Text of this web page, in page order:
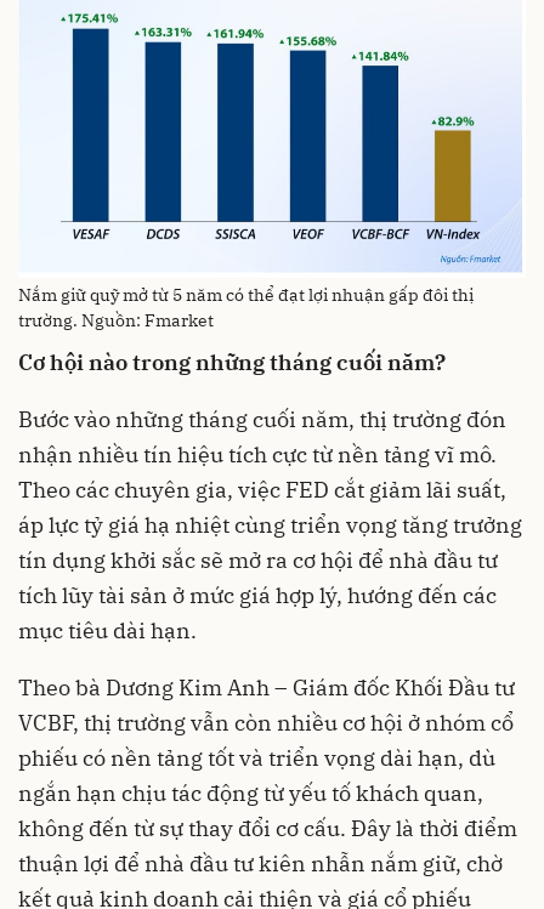
Nắm giữ quỹ mở từ 5 năm có thể đạt lợi nhuận gấp đôi thị
trường. Nguồn: Fmarket
Cơ hội nào trong những tháng cuối năm?
Bước vào những tháng cuối năm, thị trường đón
nhận nhiều tín hiệu tích cực từ nền tảng vĩ mô.
Theo các chuyên gia, việc FED cắt giảm lãi suất,
áp lực tỷ giá hạ nhiệt cùng triển vọng tăng trưởng
tín dụng khởi sắc sẽ mở ra cơ hội để nhà đầu tư
tích lũy tài sản ở mức giá hợp lý, hướng đến các
mục tiêu dài hạn.
Theo bà Dương Kim Anh – Giám đốc Khối Đầu tư
VCBF, thị trường vẫn còn nhiều cơ hội ở nhóm cổ
phiếu có nền tảng tốt và triển vọng dài hạn, dù
ngắn hạn chịu tác động từ yếu tố khách quan,
không đến từ sự thay đổi cơ cấu. Đây là thời điểm
thuận lợi để nhà đầu tư kiên nhẫn nắm giữ, chờ
kết quả kinh doanh cải thiện và giá cổ phiếu